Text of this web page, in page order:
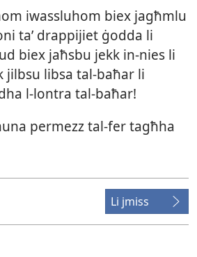
iwassluhom biex jagħmlu
taʼ drappijiet ġodda li
biex jaħsbu jekk in-​nies li
jilbsu libsa tal-​baħar li
l-​lontra tal-​baħar!
permezz tal-​fer tagħha
Li jmiss